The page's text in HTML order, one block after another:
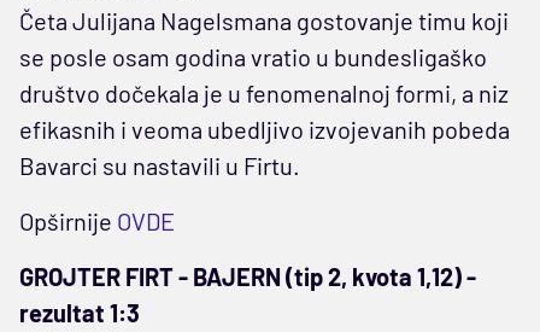
Četa Julijana Nagelsmana gostovanje timu koji
se posle osam godina vratio u bundesligaško
društvo dočekala je u fenomenalnoj formi, a niz
efikasnih i veoma ubedljivo izvojevanih pobeda
Bavarci su nastavili u Firtu.
Opširnije OVDE
GROJTER FIRT - BAJERN (tip 2, kvota 1,12) -
rezultat 1:3